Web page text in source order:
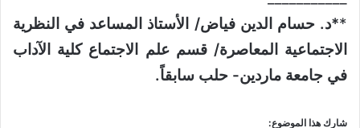
**د. حسام الدين فياض/ الأستاذ المساعد في النظرية
الاجتماعية المعاصرة/ قسم علم الاجتماع كلية الآداب
في جامعة ماردين- حلب سابقاً.
شارك هذا الموضوع: